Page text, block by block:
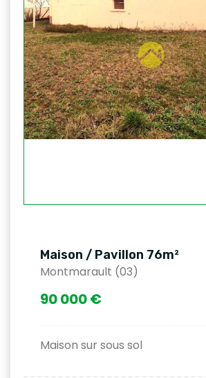
Maison / Pavillon 76m²
Montmarault (03)
90 000 €
Maison sur sous sol